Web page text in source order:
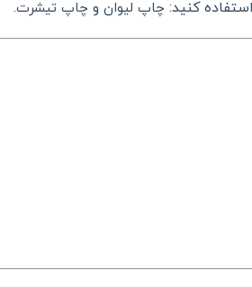
کنید: چاپ لیوان و چاپ تیشرت.